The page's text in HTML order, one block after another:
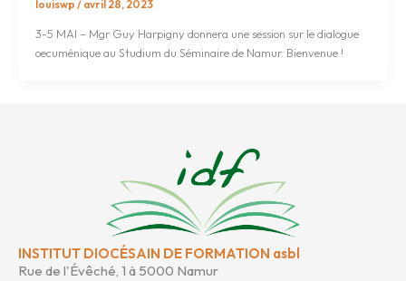
louiswp/ avril 28, 2023
3-5 MAI – Mgr Guy Harpigny donnera une session sur le dialogue
oecuménique au Studium du Séminaire de Namur. Bienvenue !
INSTITUT DIOCÉSAIN DE FORMATION asbl
Rue de l'Évêché, 1 à 5000 Namur